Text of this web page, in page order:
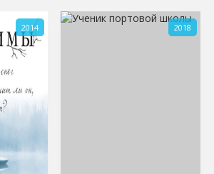
2014 2018